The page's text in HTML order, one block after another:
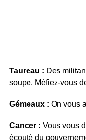
Taureau : Des
soupe. Méfiez-vous
Gémeaux : On vous
Cancer : Vous vous
écouté du